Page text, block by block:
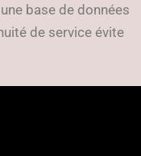
base de données
de service évite